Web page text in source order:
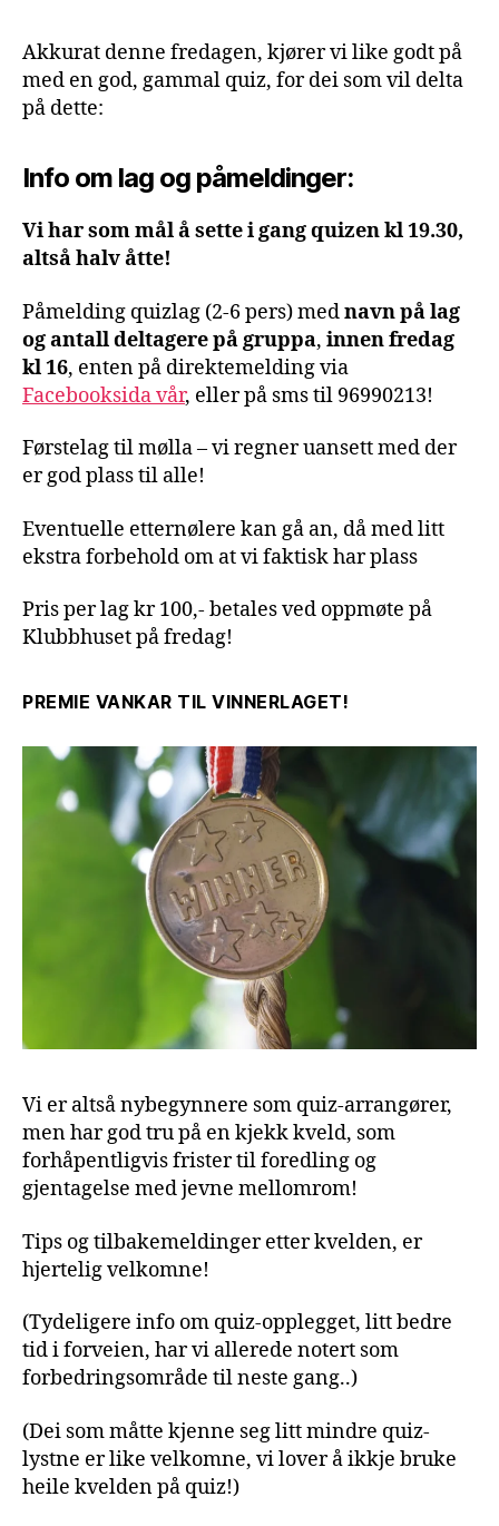
Akkurat denne fredagen, kjører vi like godt på
med en god, gammal quiz, for dei som vil delta
på dette:
Info om lag og påmeldinger:
Vi har som mål å sette i gang quizen kl 19.30,
altså halv åtte!
Påmelding quizlag (2-6 pers) mednavn på lag
og antall deltagere på gruppa, innen fredag
kl 16, enten på direktemelding via
Facebooksida vår, eller på sms til 96990213!
Førstelag til mølla – vi regner uansett med der
er god plass til alle!
Eventuelle etternølere kan gå an, då med litt
ekstra forbehold om at vi faktisk har plass
Pris per lag kr 100,- betales ved oppmøte på
Klubbhuset på fredag!
PREMIE VANKAR TIL VINNERLAGET!
Vi er altså nybegynnere som quiz-arrangører,
men har god tru på en kjekk kveld, som
forhåpentligvis frister til foredling og
gjentagelse med jevne mellomrom!
Tips og tilbakemeldinger etter kvelden, er
hjertelig velkomne!
(Tydeligere info om quiz-opplegget, litt bedre
tid i forveien, har vi allerede notert som
forbedringsområde til neste gang..)
(Dei som måtte kjenne seg litt mindre quiz-
lystne er like velkomne, vi lover å ikkje bruke
heile kvelden på quiz!)